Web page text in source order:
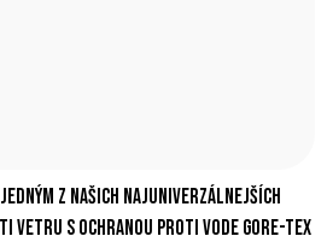
z našich najuniverzálnejších
vetru s ochranou proti vode GORE-TEX